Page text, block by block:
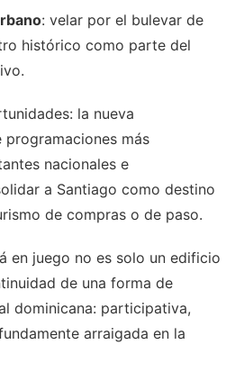
: velar por el bulevar de
histórico como parte del
la nueva
más
nacionales e
a Santiago como destino
de compras o de paso.
en juego no es solo un edificio
de una forma de
dominicana: participativa,
arraigada en la